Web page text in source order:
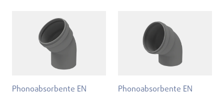
Phonoabsorbente EN
Phonoabsorbente EN